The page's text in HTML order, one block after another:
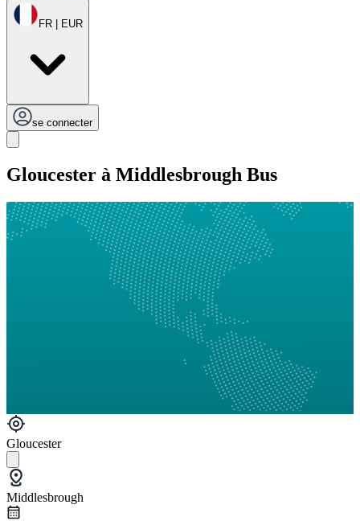
FR | EUR
se connecter
Gloucester à Middlesbrough Bus
Gloucester
Middlesbrough